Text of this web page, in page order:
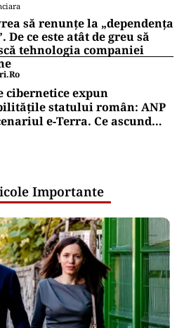
să renunțe la „dependența
De ce este atât de greu să
tehnologia companiei
cibernetice expun
statului român: ANP
e‑Terra. Ce ascund
Importante